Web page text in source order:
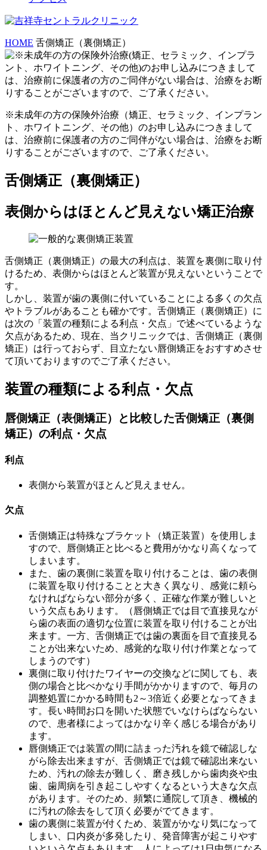
HOME 舌側矯正（裏側矯正）
※未成年の方の保険外治療（矯正、セラミック、インプラン
ト、ホワイトニング、その他）のお申し込みにつきまして
は、治療前に保護者の方のご同伴がない場合は、治療をお断
りすることがございますので、ご了承ください。
舌側矯正（裏側矯正）
表側からはほとんど見えない矯正治療
舌側矯正（裏側矯正）の最大の利点は、装置を裏側に取り付
けるため、表側からはほとんど装置が見えないということで
す。
しかし、装置が歯の裏側に付いていることによる多くの欠点
やトラブルがあることも確かです。 舌側矯正（裏側矯正）に
は次の「装置の種類による利点・欠点」で述べているような
欠点があるため、現在、当クリニックでは、舌側矯正（裏側
矯正）は行っておらず、目立たない唇側矯正をおすすめさせ
て頂いておりますのでご了承ください。
装置の種類による利点・欠点
唇側矯正（表側矯正）と比較した舌側矯正（裏側
矯正）の利点・欠点
利点
表側から装置がほとんど見えません。
欠点
舌側矯正は特殊なブラケット（矯正装置）を使用しま
すので、
唇側矯正と比べると費用がかなり高くなって
しまいます。
また、歯の裏側に装置を取り付けることは、歯の表側
に装置を取り付けることと大きく異なり、感覚に頼ら
なければならない部分が多く、 正確な作業が難しいと
いう欠点 もあります。（唇側矯正では目で直接見なが
ら歯の表面の適切な位置に装置を取り付けることが出
来ます。一方、舌側矯正では歯の裏面を目で直接見る
ことが出来ないため、感覚的な取り付け作業となって
しまうのです）
裏側に取り付けたワイヤーの交換などに関しても、 表
側の場合と比べかなり手間がかかりますので、毎月の
調整処置にかかる時間も2～3倍近く必要となってきま
す。長い時間お口を開いた状態でいなけらばならない
ので、患者様によってはかなり辛く感じる場合があり
ます。
唇側矯正では装置の間に詰まった汚れを鏡で確認しな
がら除去出来ますが、舌側矯正では鏡で確認出来ない
ため、 汚れの除去が難しく、磨き残しから歯肉炎や虫
歯、歯周病を引き起こしやすくなるという大きな欠点
があります。そのため、頻繁に通院して頂き、機械的
に汚れの除去をして頂く必要がでてきます。
歯の裏側に装置が付くため、装置がかなり気になって
しまい、口内炎が多発したり、発音障害が起こりやす